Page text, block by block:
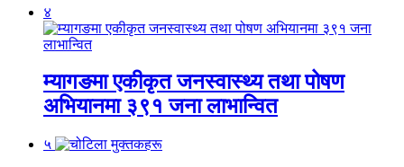
४
म्यागङमा एकीकृत जनस्वास्थ्य तथा पोषण
अभियानमा ३९१ जना लाभान्वित
५